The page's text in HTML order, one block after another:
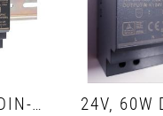
24V, 30W DIN-skena Nätagregat